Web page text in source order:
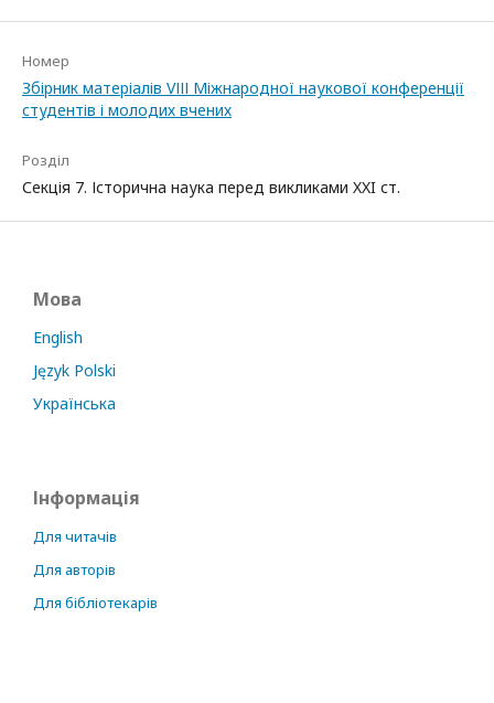
Номер
Збірник матеріалів VІІІ Міжнародної наукової конференції
студентів і молодих вчених
Розділ
Секція 7. Історична наука перед викликами XXI ст.
Мова
English
Język Polski
Українська
Інформація
Для читачів
Для авторів
Для бібліотекарів